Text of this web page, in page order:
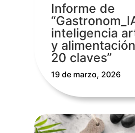
Informe de
inteligencia
y
20 claves”
19 de marzo, 2026